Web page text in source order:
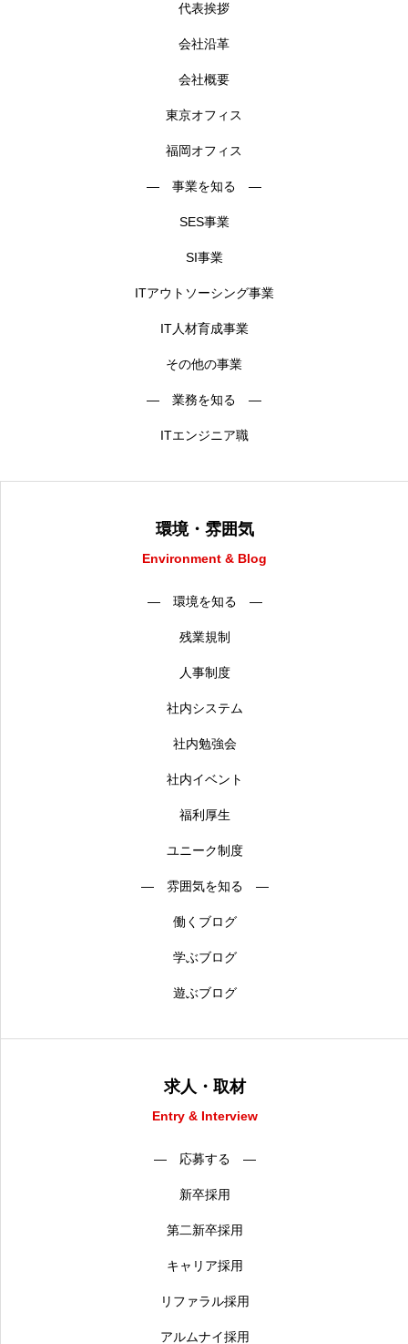
代表挨拶
会社沿革
会社概要
東京オフィス
福岡オフィス
― 事業を知る ―
SES事業
SI事業
ITアウトソーシング事業
IT人材育成事業
その他の事業
― 業務を知る ―
ITエンジニア職
環境・雰囲気
Environment & Blog
― 環境を知る ―
残業規制
人事制度
社内システム
社内勉強会
社内イベント
福利厚生
ユニーク制度
― 雰囲気を知る ―
働くブログ
学ぶブログ
遊ぶブログ
求人・取材
Entry & Interview
― 応募する ―
新卒採用
第二新卒採用
キャリア採用
リファラル採用
アルムナイ採用